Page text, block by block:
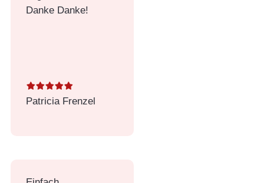
Danke Danke!
Patricia Frenzel